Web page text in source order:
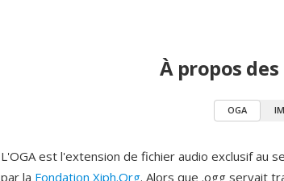
À propos
OGA
L'OGA est l'extension de fichier audio exclusif au
par la Fondation Xiph.Org. Alors que .ogg servait